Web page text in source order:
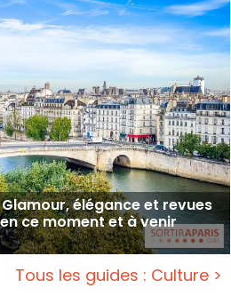
élégance et revues
ce moment et à venir
Tous les guides : Culture >